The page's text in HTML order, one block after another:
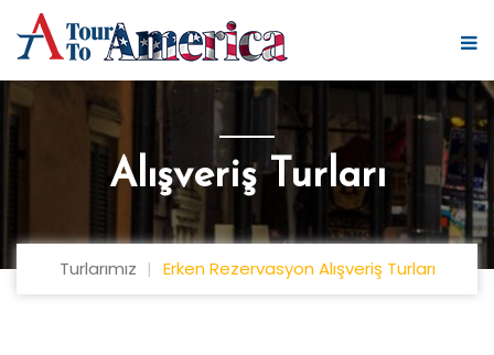
Alışveriş Turları
Turlarımız Erken Rezervasyon Alışveriş Turları